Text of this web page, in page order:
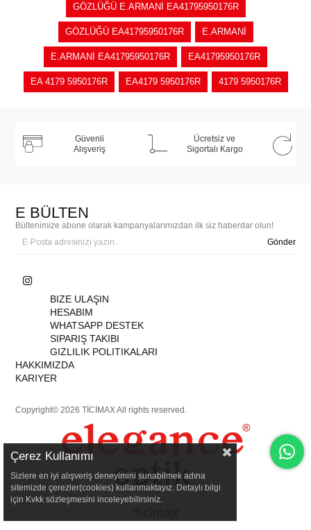
GÖZLÜĞÜ E.ARMANİ EA41795950176R
GÖZLÜĞÜ EA41795950176R E.ARMANİ
E.ARMANİ EA41795950176R EA41795950176R
EA 4179 5950176R EA4179 5950176R 4179 5950176R
Güvenli
Alışveriş
Ücretsiz ve
Sigortalı Kargo
E BÜLTEN
Bültenimize abone olarak kampanyalarımızdan ilk siz haberdar olun!
Gönder
BIZE ULAŞIN
HESABIM
WHATSAPP DESTEK
SIPARIŞ TAKIBI
GIZLILIK POLITIKALARI
HAKKIMIZDA
KARIYER
Copyright© 2026 TİCİMAX All rights reserved.
Çerez Kullanımı
Sizlere en iyi alışveriş deneyimini sunabilmek adına
sitemizde çerezler(cookies) kullanmaktayız. Detaylı bilgi
için Kvkk sözleşmesini inceleyebilirsiniz.